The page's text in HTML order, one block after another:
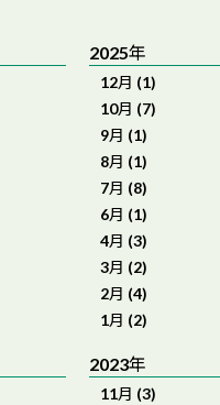
2025年
12月 (1)
10月 (7)
9月 (1)
8月 (1)
7月 (8)
6月 (1)
4月 (3)
3月 (2)
2月 (4)
1月 (2)
2023年
11月 (3)